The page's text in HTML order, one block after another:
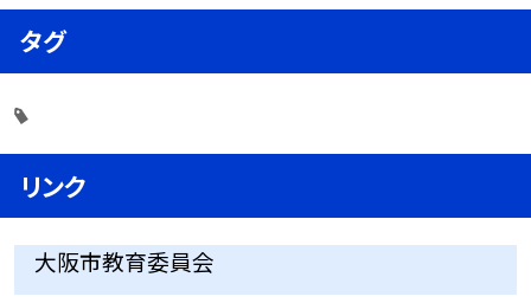
タグ
リンク
大阪市教育委員会